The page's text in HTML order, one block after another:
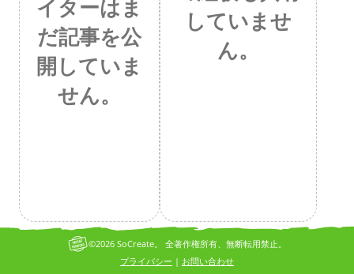
イターはま
だ記事を公
開していま
せん。
していませ
ん。
プライバシー | お問い合わせ
©2026 SoCreate。 全著作権所有、無断転用禁止。